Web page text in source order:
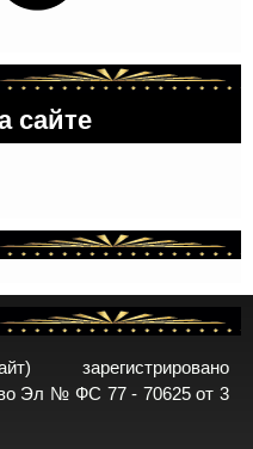
сайте
зарегистрировано
Эл № ФС 77 - 70625 от 3